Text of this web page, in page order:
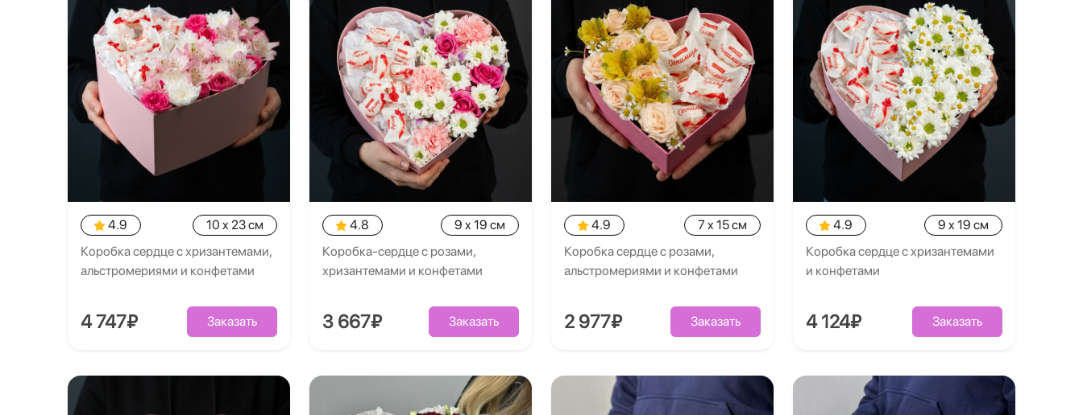
4.9
10 x 23 см
Коробка сердце с хризантемами,
альстромериями и конфетами
4 747₽ Заказать
4.8
9 x 19 см
Коробка-сердце с розами,
хризантемами и конфетами
3 667₽ Заказать
4.9
7 x 15 см
Коробка сердце с розами,
альстромериями и конфетами
2 977₽ Заказать
4.9
9 x 19 см
Коробка сердце с хризантемами
и конфетами
4 124₽ Заказать